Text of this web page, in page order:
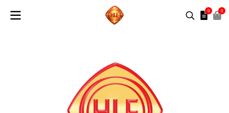
0 0